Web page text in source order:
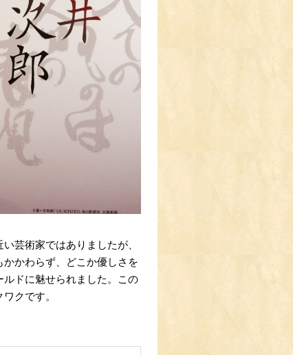
芸術家ではありましたが、
かわらず、どこか優しさを
ドに魅せられました。この
クです。